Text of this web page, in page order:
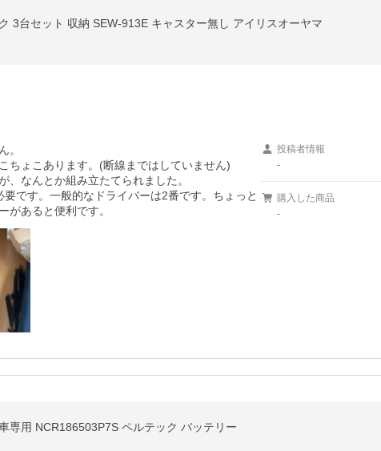
3台セット 収納 SEW-913E キャスター無し アイリスオーヤマ
。
ちょこあります。(断線まではしていません)
、なんとか組み立たてられました。
です。一般的なドライバーは2番です。ちょっと
があると便利です。
投稿者情報
-
購入した商品
-
専用 NCR186503P7S ペルテック バッテリー